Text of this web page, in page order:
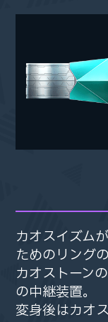
カオスイズム
ためのリングの
カオストーン
の中継装置。
変身後はカオ
カオスイズム
ためのリングの
カオストーン
の中継装置。
変身後はカオ